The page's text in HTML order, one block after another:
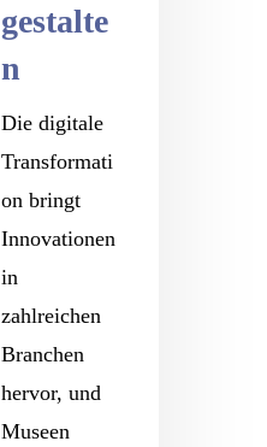
gestalte
n
Die digitale
Transformati
on bringt
Innovationen
in
zahlreichen
Branchen
hervor, und
Museen